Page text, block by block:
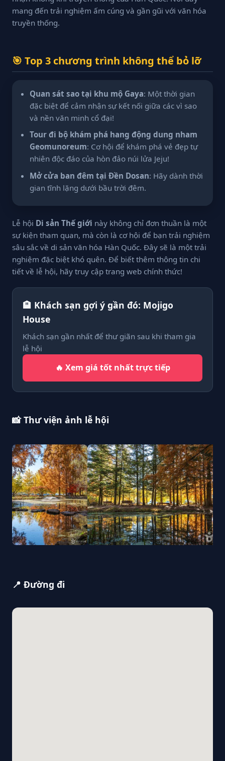
mang đến trải nghiệm ấm cúng và gần gũi với văn hóa
truyền thống.
🎯 Top 3 chương trình không thể bỏ lỡ
Quan sát sao tại khu mộ Gaya: Một thời gian
đặc biệt để cảm nhận sự kết nối giữa các vì sao
và nền văn minh cổ đại!
Tour đi bộ khám phá hang động dung nham
Geomunoreum: Cơ hội để khám phá vẻ đẹp tự
nhiên độc đáo của hòn đảo núi lửa Jeju!
Mở cửa ban đêm tại Đền Dosan: Hãy dành thời
gian tĩnh lặng dưới bầu trời đêm.
Lễ hội Di sản Thế giới này không chỉ đơn thuần là một
sự kiện tham quan, mà còn là cơ hội để bạn trải nghiệm
sâu sắc về di sản văn hóa Hàn Quốc. Đây sẽ là một trải
nghiệm đặc biệt khó quên. Để biết thêm thông tin chi
tiết về lễ hội, hãy truy cập trang web chính thức!
🏨 Khách sạn gợi ý gần đó: Mojigo
House
Khách sạn gần nhất để thư giãn sau khi tham gia
lễ hội
🔥 Xem giá tốt nhất trực tiếp
📸 Thư viện ảnh lễ hội
📍 Đường đi